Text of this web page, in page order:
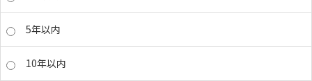
5年以内
10年以内